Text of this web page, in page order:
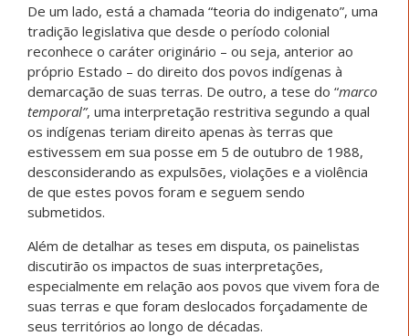
De um lado, está a chamada “teoria do indigenato”, uma
tradição legislativa que desde o período colonial
reconhece o caráter originário – ou seja, anterior ao
próprio Estado – do direito dos povos indígenas à
demarcação de suas terras. De outro, a tese do “marco
temporal”, uma interpretação restritiva segundo a qual
os indígenas teriam direito apenas às terras que
estivessem em sua posse em 5 de outubro de 1988,
desconsiderando as expulsões, violações e a violência
de que estes povos foram e seguem sendo
submetidos.
Além de detalhar as teses em disputa, os painelistas
discutirão os impactos de suas interpretações,
especialmente em relação aos povos que vivem fora de
suas terras e que foram deslocados forçadamente de
seus territórios ao longo de décadas.